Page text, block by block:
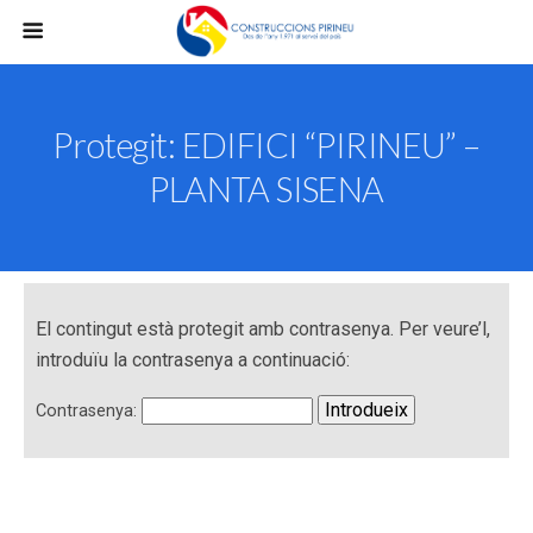
Protegit: EDIFICI “PIRINEU” –
PLANTA SISENA
El contingut està protegit amb contrasenya. Per veure’l,
introduïu la contrasenya a continuació:
Contrasenya: